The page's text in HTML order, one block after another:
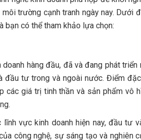
trường cạnh tranh ngày nay. Dưới
bạn có thể tham khảo lựa chọn:
hàng đầu, đã và đang phát
tư trong và ngoài nước. Điểm
các giá trị tinh thần và sản phẩm vô
vực kinh doanh hiện nay, đầu tư
công nghệ, sự sáng tạo và nghiên